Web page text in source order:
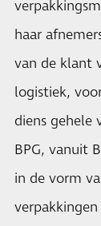
haar
van de klant
logistiek,
diens gehele
BPG, vanuit
in de vorm